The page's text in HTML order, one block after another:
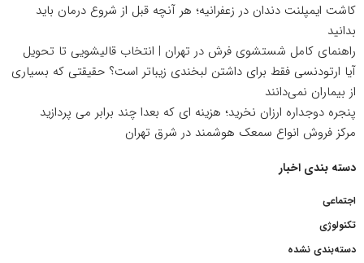
کاشت ایمپلنت دندان در زعفرانیه؛ هر آنچه قبل از شروع درمان باید
بدانید
راهنمای کامل شستشوی فرش در تهران | انتخاب قالیشویی تا تحویل
آیا ارتودنسی فقط برای داشتن لبخندی زیباتر است؟ حقیقتی که بسیاری
از بیماران نمی‌دانند
پنجره دوجداره ارزان نخرید؛ هزینه ای که بعدا چند برابر می پردازید
مرکز فروش انواع سمعک هوشمند در شرق تهران
دسته بندی اخبار
اجتماعی
تکنولوژی
دسته‌بندی نشده